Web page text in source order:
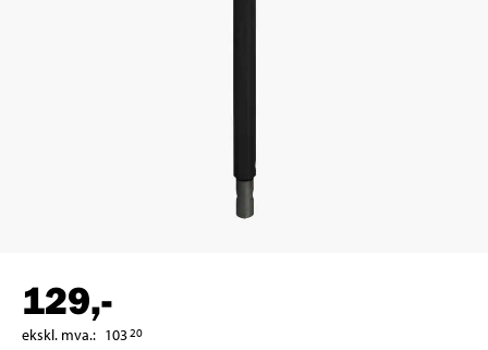
129,-
ekskl. mva.: 10320